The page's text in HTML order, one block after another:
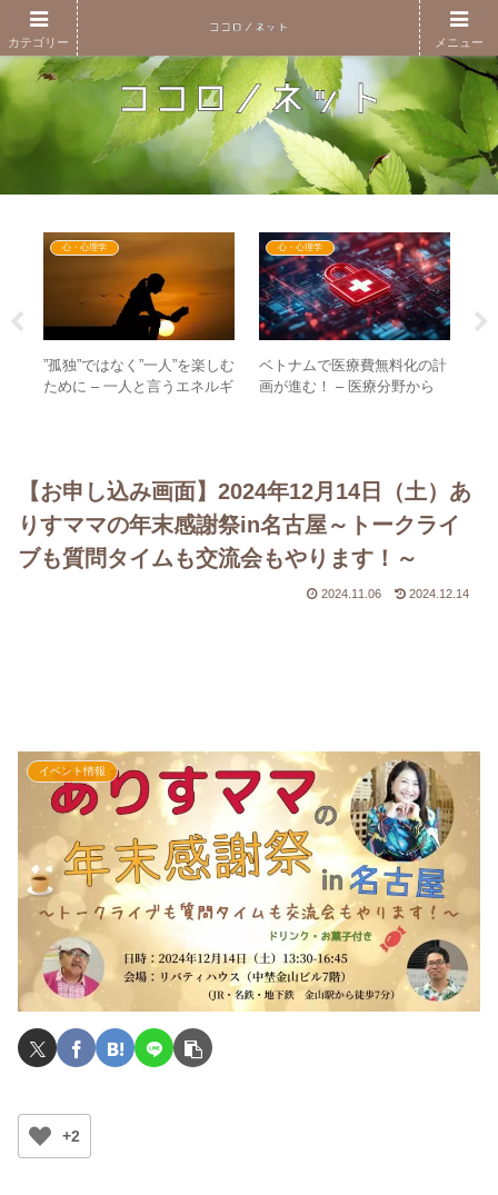
心・心理学
”孤独”ではなく”一人”を楽しむ
ために – 一人と言うエネルギ
心・心理学
ベトナムで医療費無料化の計
画が進む！ – 医療分野から
【お申し込み画面】2024年12月14日（土）あ
りすママの年末感謝祭in名古屋～トークライ
ブも質問タイムも交流会もやります！～
2024.11.06 2024.12.14
イベント情報
+2
カテゴリー メニュー